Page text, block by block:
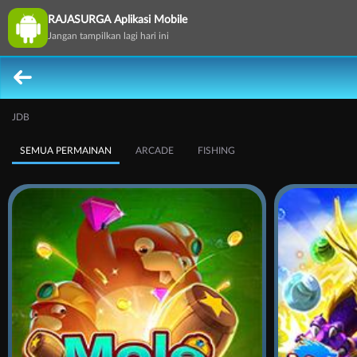
RAJASURGA Aplikasi Mobile
Jangan tampilkan lagi hari ini
JDB
SEMUA PERMAINAN ARCADE FISHING